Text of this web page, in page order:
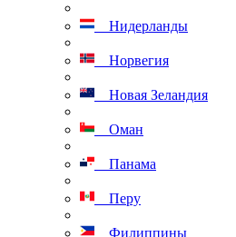
Нидерланды
Норвегия
Новая Зеландия
Оман
Панама
Перу
Филиппины